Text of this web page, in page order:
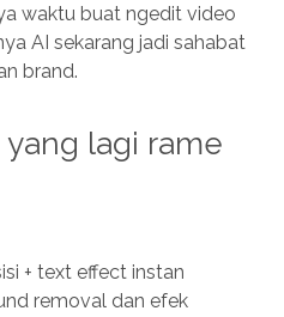
waktu buat ngedit video
AI sekarang jadi sahabat
brand.
lagi rame
+ text effect instan
removal dan efek